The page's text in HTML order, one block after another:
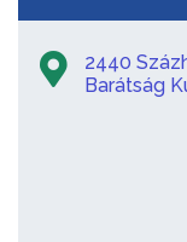
2440
Barátság